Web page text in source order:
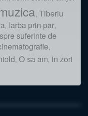
, Tiberiu
, Iarba prin par,
suferinte de
,
, O sa am, in zori